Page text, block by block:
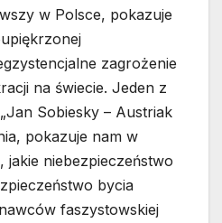
w Polsce, pokazuje
zagrożenie
na świecie. Jeden z
Sobiesky – Austriak
pokazuje nam w
jakie niebezpieczeństwo
bycia
faszystowskiej